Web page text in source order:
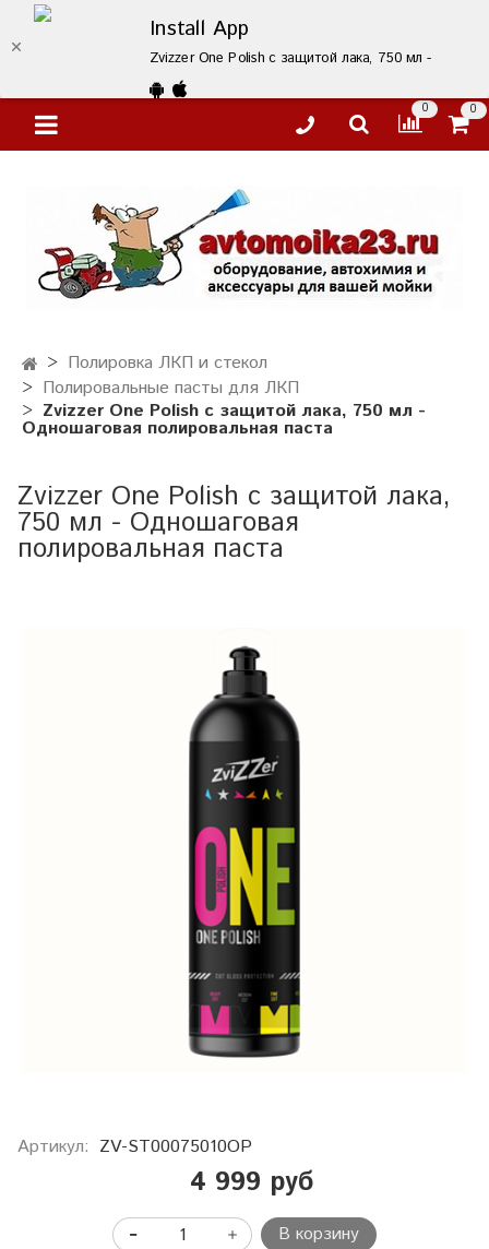
Install App
Zvizzer One Polish с защитой лака, 750 мл -
0 0
Полировка ЛКП и стекол
Полировальные пасты для ЛКП
Zvizzer One Polish с защитой лака, 750 мл -
Одношаговая полировальная паста
Zvizzer One Polish с защитой лака,
750 мл - Одношаговая
полировальная паста
Артикул: ZV-ST00075010OP
4 999 руб
В корзину